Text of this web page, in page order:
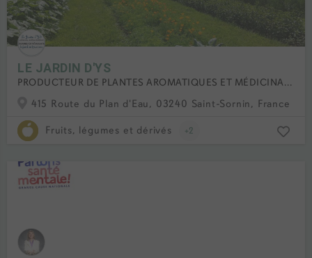
LE JARDIN D'YS
PRODUCTEUR DE PLANTES AROMATIQUES ET MÉDICINALES
415 Route du Plan d'Eau, 03240 Saint-Sornin, France
Fruits, légumes et dérivés +2